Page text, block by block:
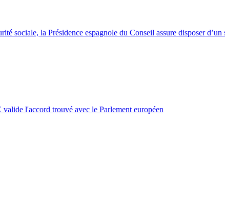
sociale, la Présidence espagnole du Conseil assure disposer
l'accord trouvé avec le Parlement européen